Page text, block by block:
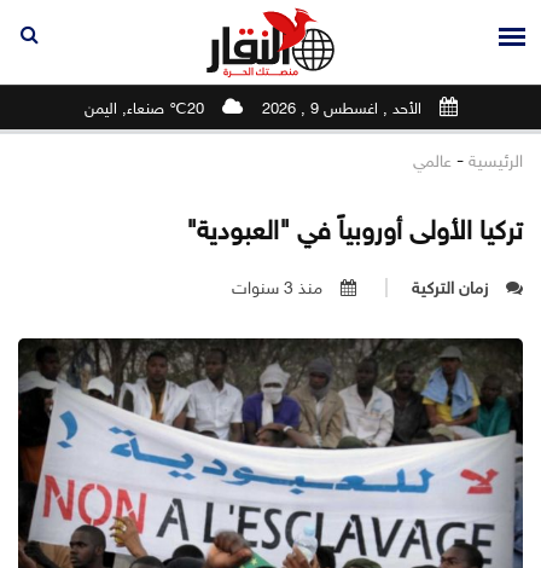
الأحد , اغسطس 9 , 2026 20℃ صنعاء, اليمن
الرئيسية - عالمي
تركيا الأولى أوروبياً في "العبودية"
زمان التركية منذ 3 سنوات